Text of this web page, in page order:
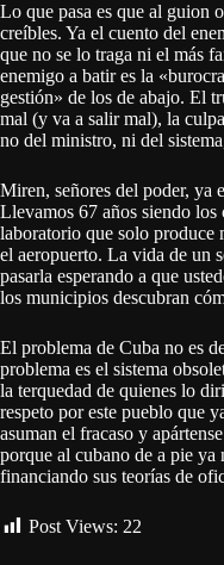
Lo que pasa es que al guion
creíbles. Ya el cuento del
que no se lo traga ni el más
enemigo a batir es la
gestión» de los de abajo. El
mal (y va a salir mal), la
no del ministro, ni del
Miren, señores del poder, ya
Llevamos 67 años siendo
laboratorio que solo produce
el aeropuerto. La vida de un
pasarla esperando a que
los municipios descubran
El problema de Cuba no es
problema es el sistema
la terquedad de quienes lo
respeto por este pueblo que
asuman el fracaso y
porque al cubano de a pie ya
financiando sus teorías de
Post Views: 22